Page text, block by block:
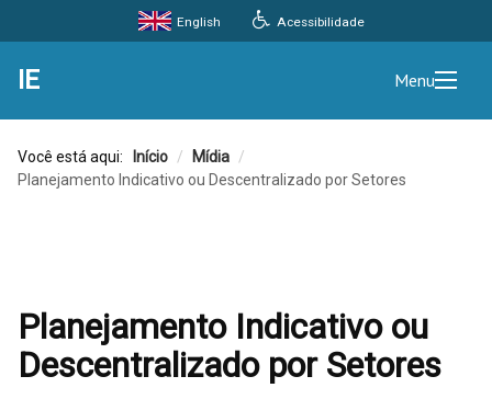
Acessibilidade
English
IE Menu
Você está aqui: Início / Mídia /
Planejamento Indicativo ou Descentralizado por Setores
Planejamento Indicativo ou
Descentralizado por Setores